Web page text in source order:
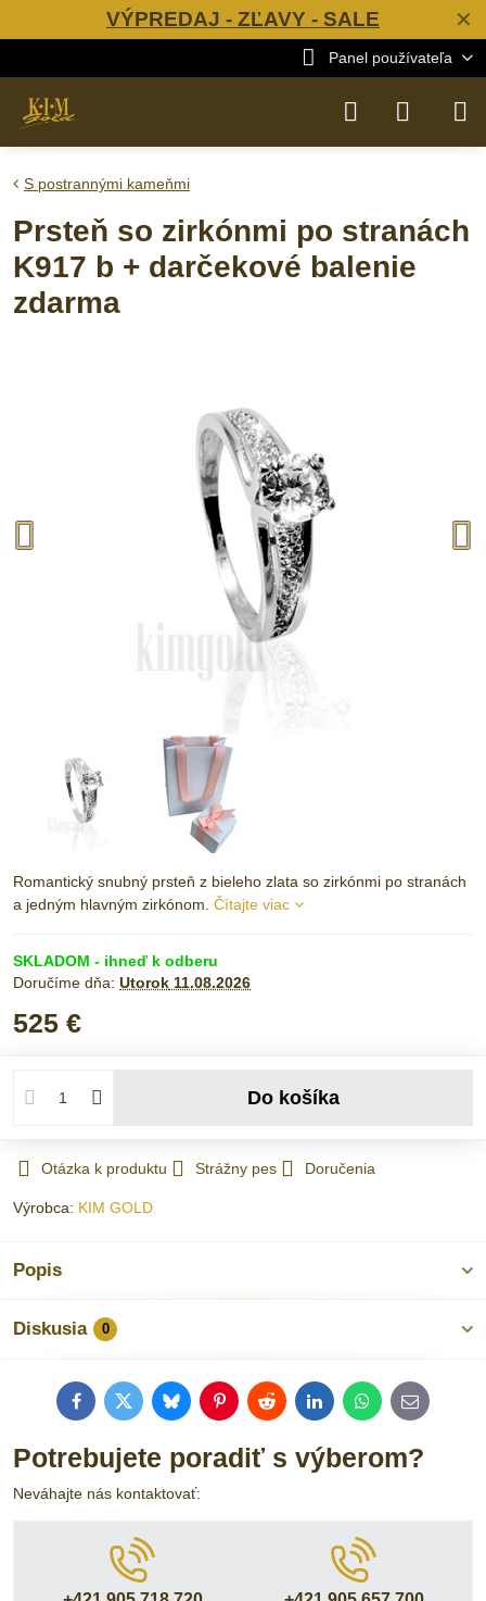
✕
VÝPREDAJ - ZĽAVY - SALE
Panel používateľa
S postrannými kameňmi
Prsteň so zirkónmi po stranách
K917 b + darčekové balenie
zdarma
Romantický snubný prsteň z bieleho zlata so zirkónmi po stranách
a jedným hlavným zirkónom. Čítajte viac
SKLADOM - ihneď k odberu
Doručíme dňa: Utorok 11.08.2026
525 €
Do košíka
Otázka k produktu Strážny pes Doručenia
Výrobca: KIM GOLD
Popis
Diskusia 0
FacebookTwitterBlueskyPinterestRedditLinkedInWhatsApp
E-
mail
Potrebujete poradiť s výberom?
Neváhajte nás kontaktovať: